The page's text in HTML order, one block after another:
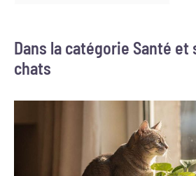
Dans la catégorie Santé
chats